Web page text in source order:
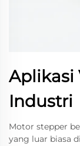
Aplikasi
Industri
Motor stepper
yang luar biasa